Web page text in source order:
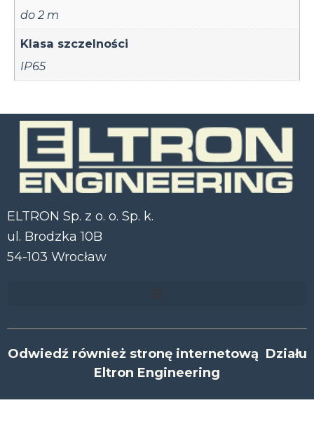
do 2 m
Klasa szczelności
IP65
ELTRON Sp. z o. o. Sp. k.
ul. Brodzka 10B
54-103 Wrocław
Odwiedź również stronę internetową Działu
Eltron Engineering